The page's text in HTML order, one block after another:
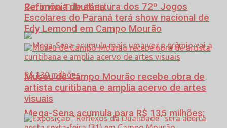
Reforma Tributária
Mega-Sena acumula para R$ 135 milhões;
Cerimônia de abertura dos 72º Jogos
Escolares do Paraná terá show nacional de
Edy Lemond em Campo Mourão
Museu de Campo Mourão recebe obra de
artista curitibana e amplia acervo de artes
visuais